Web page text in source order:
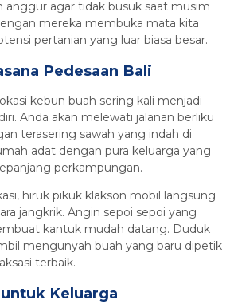
anggur agar tidak busuk saat musim
mereka membuka mata kita
pertanian yang luar biasa besar.
Pedesaan Bali
kebun buah sering kali menjadi
Anda akan melewati jalanan berliku
terasering sawah yang indah di
adat dengan pura keluarga yang
perkampungan.
hiruk pikuk klakson mobil langsung
jangkrik. Angin sepoi sepoi yang
kantuk mudah datang. Duduk
mengunyah buah yang baru dipetik
terbaik.
Keluarga